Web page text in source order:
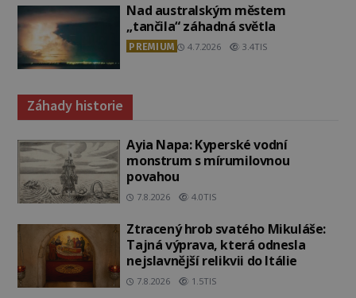
Nad australským městem
„tančila“ záhadná světla
PREMIUM 4.7.2026 3.4TIS
Záhady historie
Ayia Napa: Kyperské vodní
monstrum s mírumilovnou
povahou
7.8.2026 4.0TIS
Ztracený hrob svatého Mikuláše:
Tajná výprava, která odnesla
nejslavnější relikvii do Itálie
7.8.2026 1.5TIS